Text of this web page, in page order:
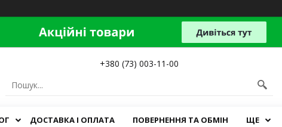
+380 (73) 003-11-00
ДОСТАВКА І ОПЛАТА ПОВЕРНЕННЯ ТА ОБМІН ЩЕ